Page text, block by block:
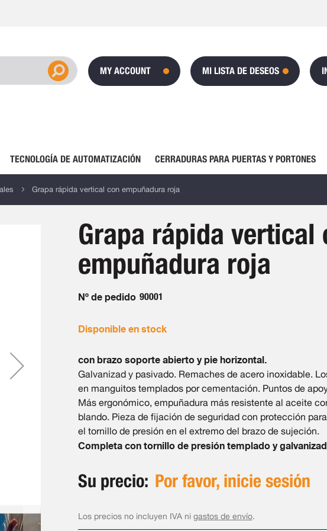
MY ACCOUNT MI LISTA DE DESEOS
TECNOLOGÍA DE AUTOMATIZACIÓN CERRADURAS PARA PUERTAS Y PORTONES
Grapa rápida vertical con empuñadura roja
Grapa rápida vertical
empuñadura roja
Nº de pedido 90001
Disponible en stock
con brazo soporte abierto y pie horizontal.
Galvanizad y pasivado. Remaches de acero inoxidable.
en manguitos templados por cementación. Puntos de
Más ergonómico, empuñadura más resistente al aceite
blando. Pieza de fijación de seguridad con protección
el tornillo de presión en el extremo del brazo de sujeción.
Completa con tornillo de presión templado y
Su precio: Por favor, inicie sesión
Los precios no incluyen IVA ni gastos de envío.